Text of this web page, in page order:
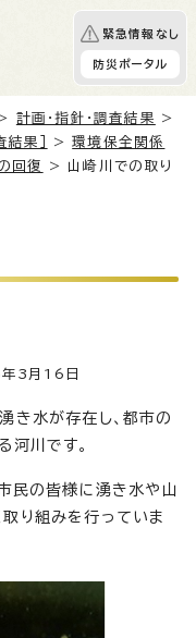
緊急情報なし
防災ポータル
計画・指針・調査結果
>
果］
>環境保全関係
回復
> 山崎川での取り
3月16日
き水が存在し、都市の
河川です。
民の皆様に湧き水や山
り組みを行っていま